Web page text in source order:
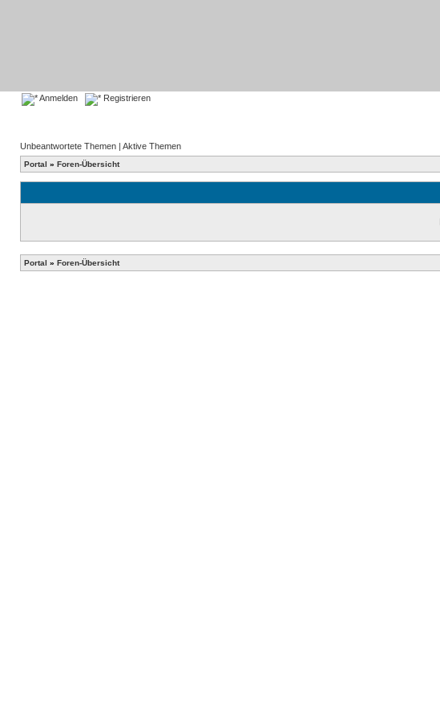
Anmelden Registrieren
Unbeantwortete Themen | Aktive Themen
Portal » Foren-Übersicht
Portal » Foren-Übersicht